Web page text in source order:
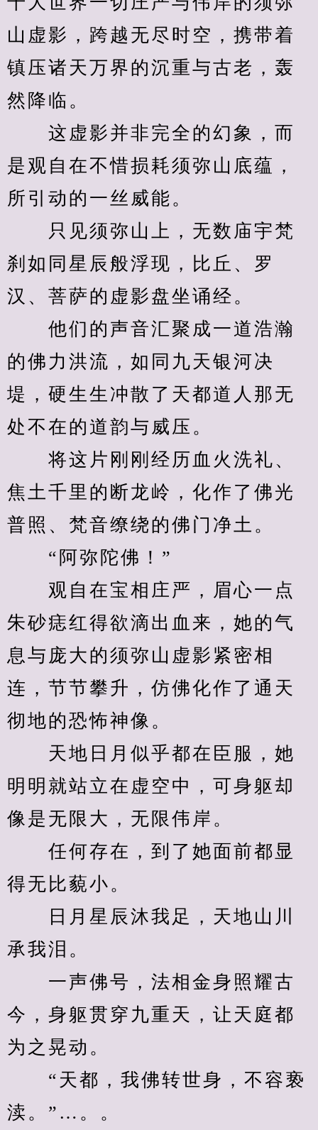
山虚影，跨越无尽时空，携带着
镇压诸天万界的沉重与古老，轰
然降临。
这虚影并非完全的幻象，而
是观自在不惜损耗须弥山底蕴，
所引动的一丝威能。
只见须弥山上，无数庙宇梵
刹如同星辰般浮现，比丘、罗
汉、菩萨的虚影盘坐诵经。
他们的声音汇聚成一道浩瀚
的佛力洪流，如同九天银河决
堤，硬生生冲散了天都道人那无
处不在的道韵与威压。
将这片刚刚经历血火洗礼、
焦土千里的断龙岭，化作了佛光
普照、梵音缭绕的佛门净土。
“阿弥陀佛！”
观自在宝相庄严，眉心一点
朱砂痣红得欲滴出血来，她的气
息与庞大的须弥山虚影紧密相
连，节节攀升，仿佛化作了通天
彻地的恐怖神像。
天地日月似乎都在臣服，她
明明就站立在虚空中，可身躯却
像是无限大，无限伟岸。
任何存在，到了她面前都显
得无比藐小。
日月星辰沐我足，天地山川
承我泪。
一声佛号，法相金身照耀古
今，身躯贯穿九重天，让天庭都
为之晃动。
“天都，我佛转世身，不容亵
渎。”…。。